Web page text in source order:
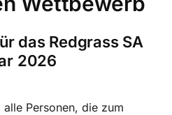
das Redgrass SA
2026
Personen, die zum